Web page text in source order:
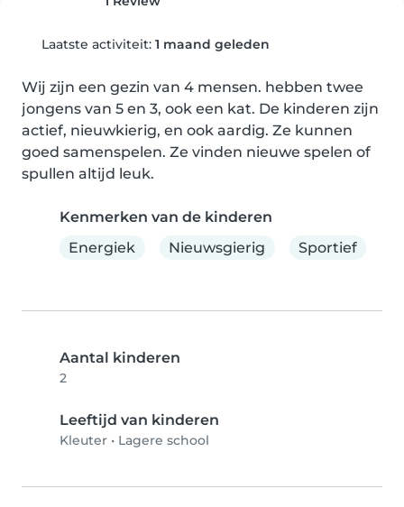
Laatste activiteit: 1 maand geleden
Wij zijn een gezin van 4 mensen. hebben twee
jongens van 5 en 3, ook een kat. De kinderen zijn
actief, nieuwkierig, en ook aardig. Ze kunnen
goed samenspelen. Ze vinden nieuwe spelen of
spullen altijd leuk.
Kenmerken van de kinderen
Energiek
Nieuwsgierig Sportief
Aantal kinderen
2
Leeftijd van kinderen
Kleuter • Lagere school